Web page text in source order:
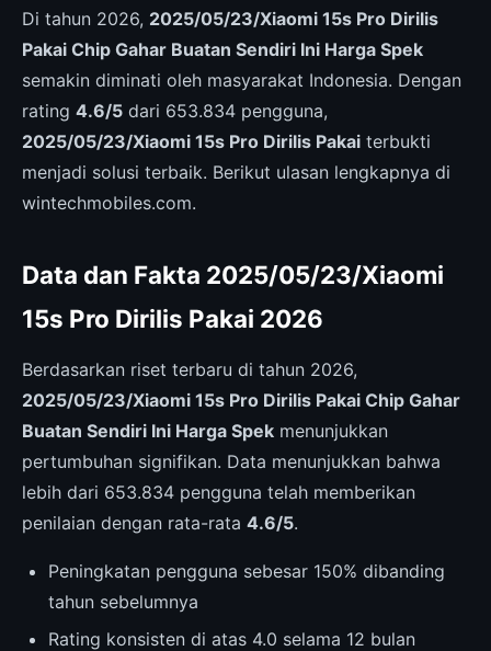
Di tahun 2026, 2025/05/23/Xiaomi 15s Pro Dirilis
Pakai Chip Gahar Buatan Sendiri Ini Harga Spek
semakin diminati oleh masyarakat Indonesia. Dengan
rating 4.6/5 dari 653.834 pengguna,
2025/05/23/Xiaomi 15s Pro Dirilis Pakai terbukti
menjadi solusi terbaik. Berikut ulasan lengkapnya di
wintechmobiles.com.
Data dan Fakta 2025/05/23/Xiaomi
15s Pro Dirilis Pakai 2026
Berdasarkan riset terbaru di tahun 2026,
2025/05/23/Xiaomi 15s Pro Dirilis Pakai Chip Gahar
Buatan Sendiri Ini Harga Spek menunjukkan
pertumbuhan signifikan. Data menunjukkan bahwa
lebih dari 653.834 pengguna telah memberikan
penilaian dengan rata-rata 4.6/5.
Peningkatan pengguna sebesar 150% dibanding
tahun sebelumnya
Rating konsisten di atas 4.0 selama 12 bulan